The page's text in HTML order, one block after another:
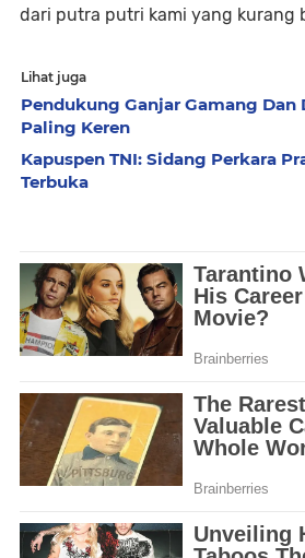
dari putra putri kami yang kurang
Lihat juga
Pendukung Ganjar Gamang
Paling Keren
Kapuspen TNI: Sidang Perkara
Terbuka